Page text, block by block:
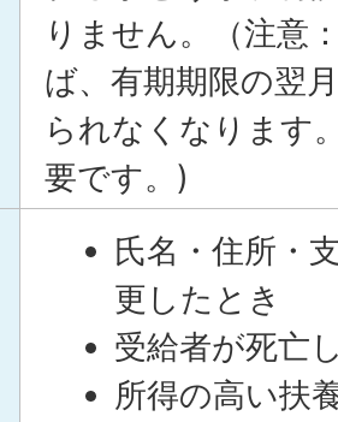
りません。（注意
ば、有期期限の翌
られなくなります
要です。)
氏名・住所・
更したとき
受給者が死亡
所得の高い扶